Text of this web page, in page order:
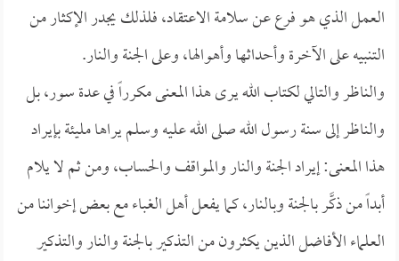
العمل الذي هو فرع عن سلامة الاعتقاد، فلذلك يجدر الإكثار من
التنبيه على الآخرة وأحداثها وأهوالها، وعلى الجنة والنار.
والناظر والتالي لكتاب الله يرى هذا المعنى مكرراً في عدة سور، بل
والناظر إلى سنة رسول الله صلى الله عليه وسلم يراها مليئة بإيراد
هذا المعنى: إيراد الجنة والنار والمواقف والحساب، ومن ثم لا يلام
أبداً من ذكَّر بالجنة وبالنار، كما يفعل أهل الغباء مع بعض إخواننا من
العلماء الأفاضل الذين يكثرون من التذكير بالجنة والنار والتذكير